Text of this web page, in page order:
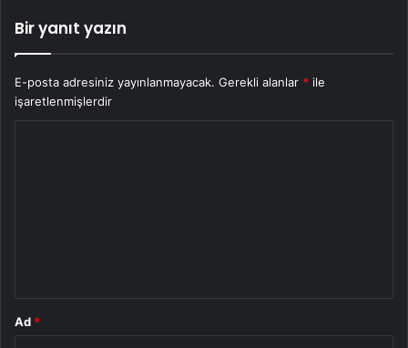
Bir yanıt yazın
E-posta adresiniz yayınlanmayacak. Gerekli alanlar * ile
işaretlenmişlerdir
Ad *